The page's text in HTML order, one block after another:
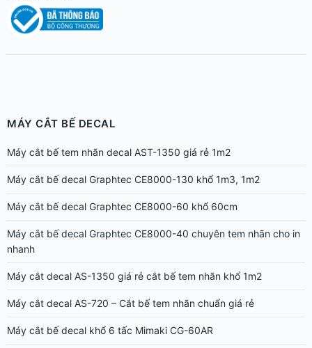
MÁY CẮT BẾ DECAL
Máy cắt bế tem nhãn decal AST-1350 giá rẻ 1m2
Máy cắt bế decal Graphtec CE8000-130 khổ 1m3, 1m2
Máy cắt bế decal Graphtec CE8000-60 khổ 60cm
Máy cắt bế decal Graphtec CE8000-40 chuyên tem nhãn cho in
nhanh
Máy cắt decal AS-1350 giá rẻ cắt bế tem nhãn khổ 1m2
Máy cắt decal AS-720 – Cắt bế tem nhãn chuẩn giá rẻ
Máy cắt bế decal khổ 6 tấc Mimaki CG-60AR